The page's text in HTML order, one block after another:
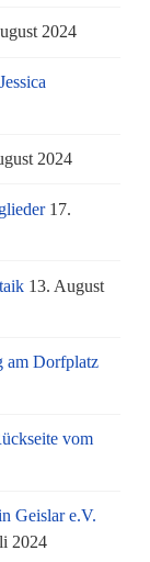
2024
2024
17.
13. August
am Dorfplatz
vom
Geislar e.V.
2024